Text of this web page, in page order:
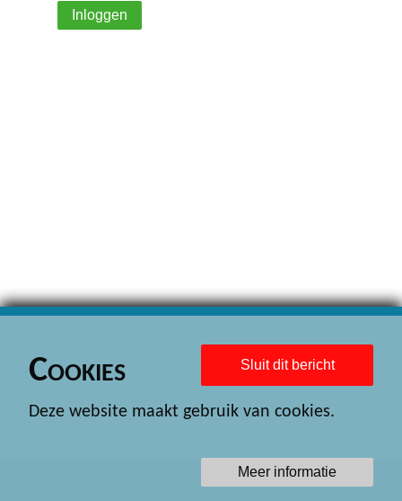
Inloggen
Sluit dit bericht
Cookies
Deze website maakt gebruik van cookies.
Meer informatie